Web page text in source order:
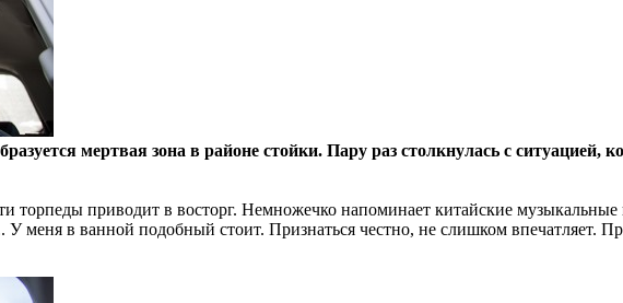
мертвая зона в районе стойки. Пару раз столкнулась с ситуацией,
торпеды приводит в восторг. Немножечко напоминает китайские
меня в ванной подобный стоит. Признаться честно, не слишком впечатляет.